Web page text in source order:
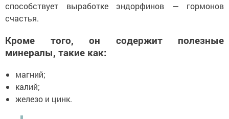
способствует выработке эндорфинов — гормонов
счастья.
Кроме того, он содержит полезные
минералы, такие как:
магний;
калий;
железо и цинк.